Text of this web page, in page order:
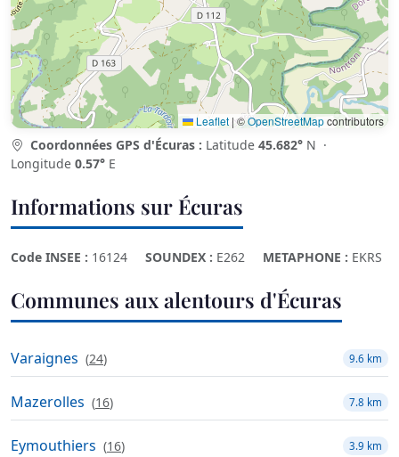
Leaflet |©OpenStreetMapcontributors
Coordonnées GPS d'Écuras : Latitude 45.682° N ·
Longitude 0.57° E
Informations sur Écuras
Code INSEE : 16124 SOUNDEX : E262 METAPHONE : EKRS
Communes aux alentours d'Écuras
Varaignes (24) 9.6 km
Mazerolles (16) 7.8 km
Eymouthiers (16) 3.9 km